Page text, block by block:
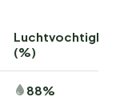
(%)
88%